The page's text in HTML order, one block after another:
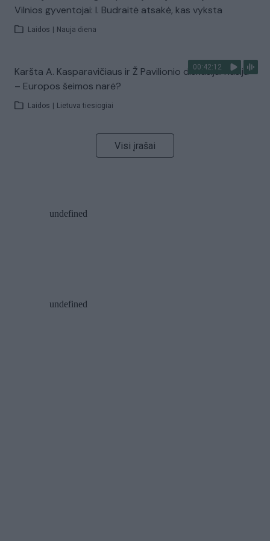
Vilnios gyventojai: I. Budraitė atsakė, kas vyksta
Laidos Nauja diena
00:42:12
Karšta A. Kasparavičiaus ir Ž Pavilionio diskusija: Rusija
– Europos šeimos narė?
Laidos Lietuva tiesiogiai
Visi įrašai